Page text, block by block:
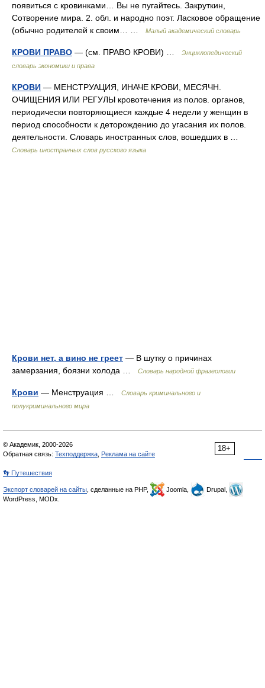
появиться с кровинками… Вы не пугайтесь. Закруткин,
Сотворение мира. 2. обл. и народно поэт. Ласковое обращение
(обычно родителей к своим… …
Малый академический словарь
КРОВИ ПРАВО — (см. ПРАВО КРОВИ) …
Энциклопедический
словарь экономики и права
КРОВИ — МЕНСТРУАЦИЯ, ИНАЧЕ КРОВИ, МЕСЯЧН.
ОЧИЩЕНИЯ ИЛИ РЕГУЛЫ кровотечения из полов. органов,
периодически повторяющиеся каждые 4 недели у женщин в
период способности к деторождению до угасания их полов.
деятельности. Словарь иностранных слов, вошедших в …
Словарь иностранных слов русского языка
Крови нет, а вино не греет — В шутку о причинах
замерзания, боязни холода …
Словарь народной фразеологии
Крови — Менструация …
Словарь криминального и
полукриминального мира
18+
© Академик, 2000-2026
Обратная связь: Техподдержка Реклама на сайте
👣 Путешествия
Экспорт словарей на сайты , сделанные на PHP, Joomla,
Drupal,
WordPress, MODx.